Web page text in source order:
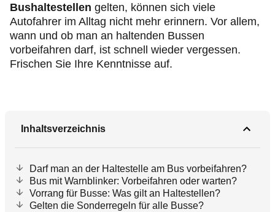
Bushaltestellen gelten, können sich viele
Autofahrer im Alltag nicht mehr erinnern. Vor allem,
wann und ob man an haltenden Bussen
vorbeifahren darf, ist schnell wieder vergessen.
Frischen Sie Ihre Kenntnisse auf.
Inhaltsverzeichnis
Darf man an der Haltestelle am Bus vorbeifahren?
Bus mit Warnblinker: Vorbeifahren oder warten?
Vorrang für Busse: Was gilt an Haltestellen?
Gelten die Sonderregeln für alle Busse?